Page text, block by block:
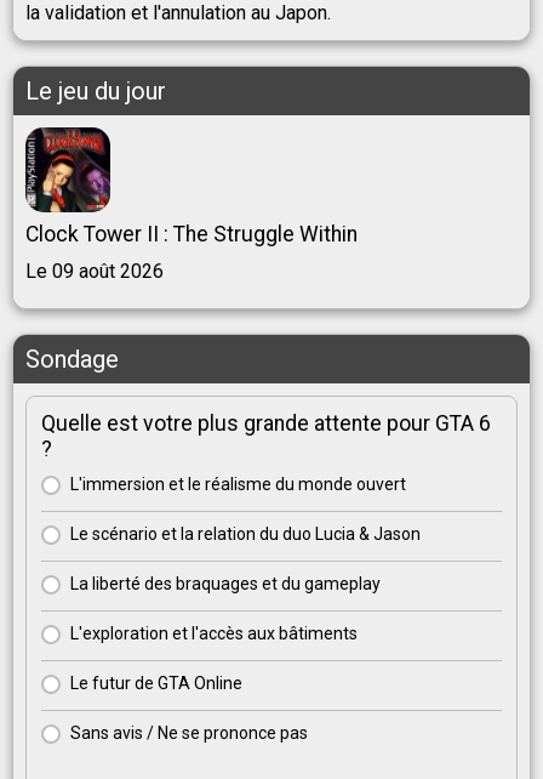
la validation et l'annulation au Japon.
Le jeu du jour
Clock Tower II : The Struggle Within
Le 09 août 2026
Sondage
Quelle est votre plus grande attente pour GTA 6
?
L'immersion et le réalisme du monde ouvert
Le scénario et la relation du duo Lucia & Jason
La liberté des braquages et du gameplay
L'exploration et l'accès aux bâtiments
Le futur de GTA Online
Sans avis / Ne se prononce pas